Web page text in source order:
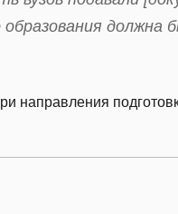
направления